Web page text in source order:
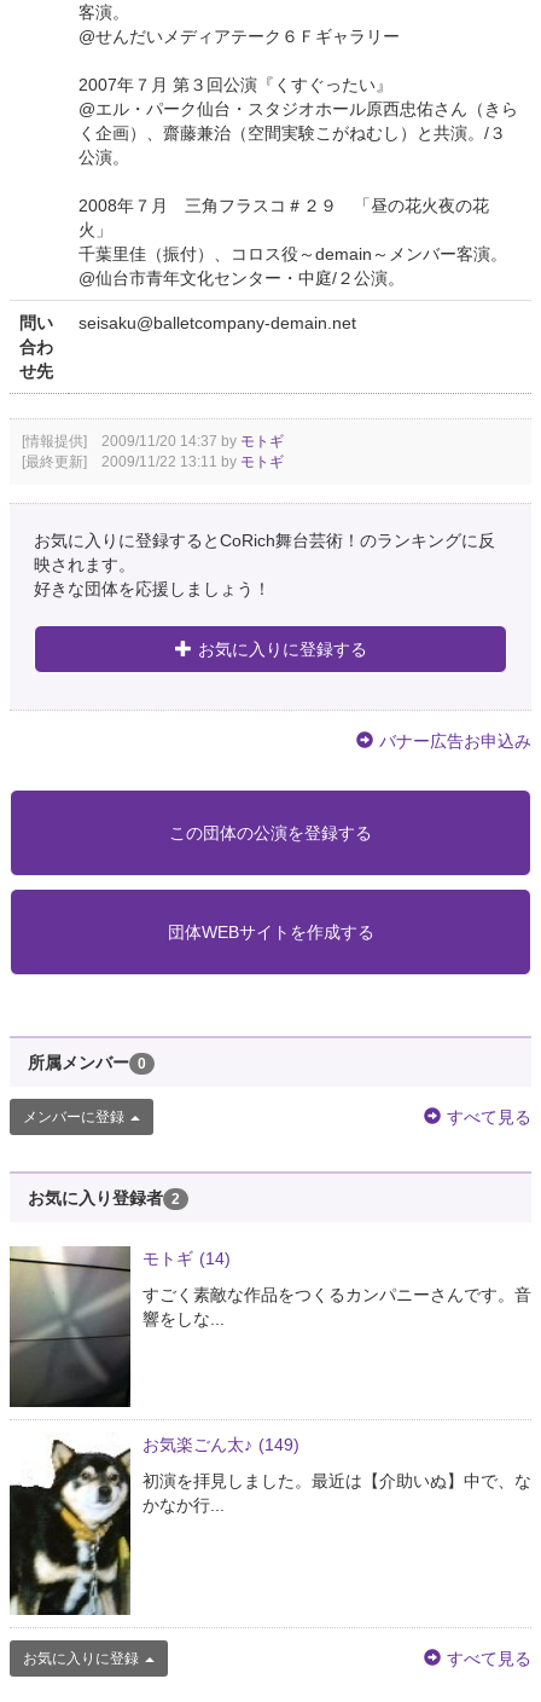
客演。
@せんだいメディアテーク６Ｆギャラリー
2007年７月 第３回公演『くすぐったい』
@エル・パーク仙台・スタジオホール原西忠佑さん（きら
く企画）、齋藤兼治（空間実験こがねむし）と共演。/３
公演。
2008年７月 三角フラスコ＃２９ 「昼の花火夜の花
火」
千葉里佳（振付）、コロス役～demain～メンバー客演。
@仙台市青年文化センター・中庭/２公演。
問い
合わ
せ先
seisaku@balletcompany-demain.net
[情報提供] 2009/11/20 14:37 by モトギ
[最終更新] 2009/11/22 13:11 by モトギ
お気に入りに登録するとCoRich舞台芸術！のランキングに反
映されます。
好きな団体を応援しましょう！
お気に入りに登録する
バナー広告お申込み
この団体の公演を登録する
団体WEBサイトを作成する
所属メンバー 0
メンバーに登録 すべて見る
お気に入り登録者 2
モトギ (14)
すごく素敵な作品をつくるカンパニーさんです。音
響をしな...
お気楽ごん太♪ (149)
初演を拝見しました。最近は【介助いぬ】中で、な
かなか行...
お気に入りに登録 すべて見る